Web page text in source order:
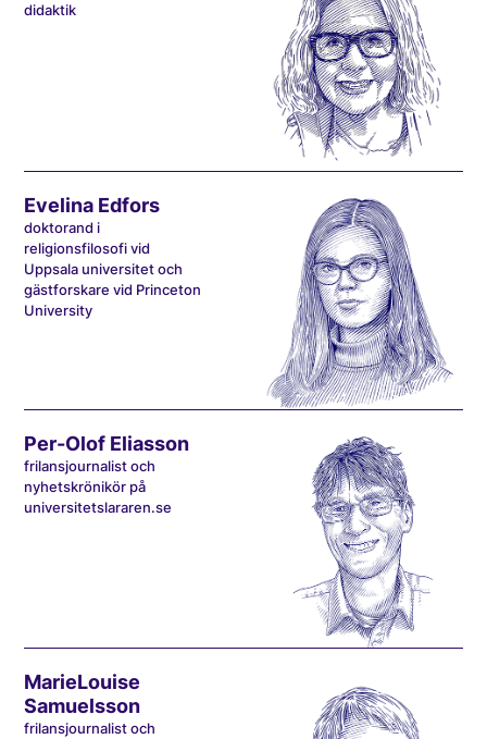
didaktik
Evelina Edfors
doktorand i
religionsfilosofi vid
Uppsala universitet och
gästforskare vid Princeton
University
Per-Olof Eliasson
frilansjournalist och
nyhetskrönikör på
universitetslararen.se
MarieLouise
Samuelsson
frilansjournalist och